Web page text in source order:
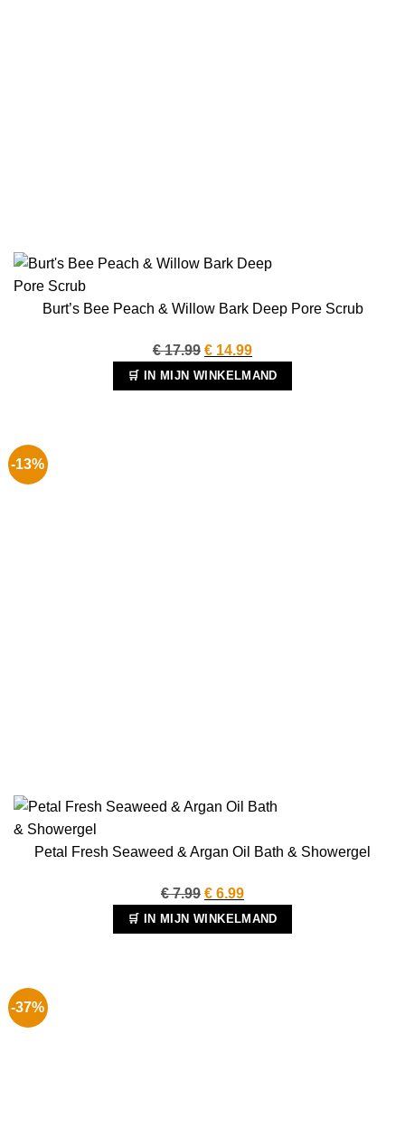
Burt’s Bee Peach & Willow Bark Deep Pore Scrub
€17.99 Oorspronkelijke
prijs
was:
€ 14.99Huidige
prijs
is:
🛒 IN MIJN WINKELMAND
-13%
Petal Fresh Seaweed & Argan Oil Bath & Showergel
€7.99 Oorspronkelijke
prijs
was:
€ 6.99Huidige
prijs
is:
🛒 IN MIJN WINKELMAND
-37%